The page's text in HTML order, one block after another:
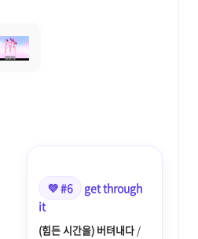
💜 #6
get through
it
(힘든 시간을) 버텨내다 /